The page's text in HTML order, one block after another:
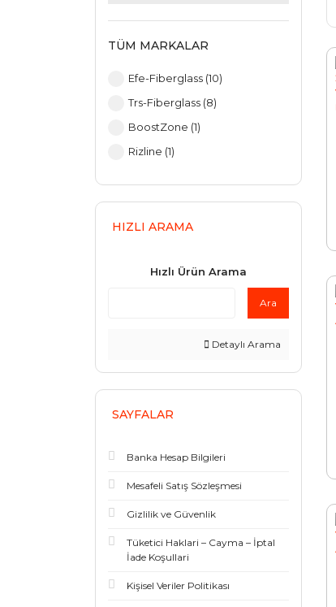
TÜM MARKALAR
Efe-Fiberglass (10)
Trs-Fiberglass (8)
BoostZone (1)
Rizline (1)
HIZLI ARAMA
Hızlı Ürün Arama
Ara
Detaylı Arama
SAYFALAR
Banka Hesap Bilgileri
Mesafeli Satış Sözleşmesi
Gizlilik ve Güvenlik
Tüketici Haklari – Cayma – İptal
İade Koşullari
Kişisel Veriler Politikası